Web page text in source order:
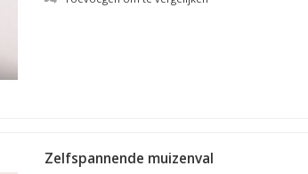
Zelfspannende muizenval